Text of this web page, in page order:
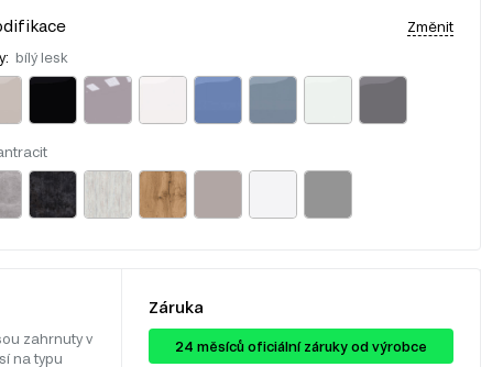
Změnit
bílý lesk
zahrnuty v
na typu
Záruka
24 ​​​​měsíců oficiální záruky od výrobce